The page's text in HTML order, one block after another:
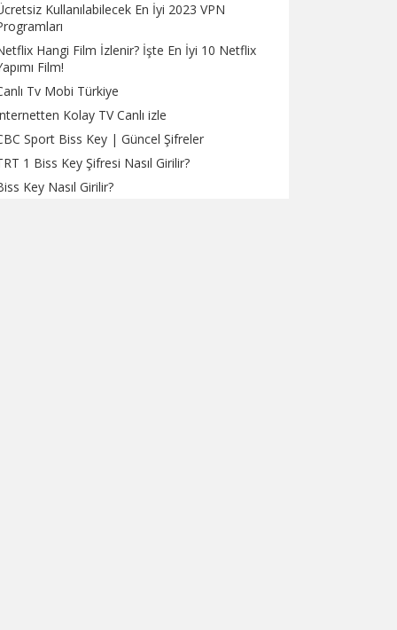
Kullanılabilecek En İyi 2023 VPN
Hangi Film İzlenir? İşte En İyi 10 Netflix
Film!
Tv Mobi Türkiye
Kolay TV Canlı izle
Sport Biss Key | Güncel Şifreler
1 Biss Key Şifresi Nasıl Girilir?
Key Nasıl Girilir?